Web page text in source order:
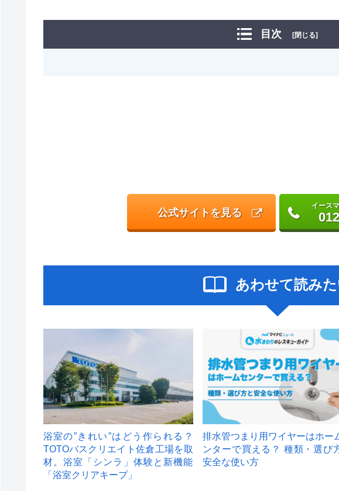
目次 [閉じる]
公式サイトを見る
イース
あわせて読み
浴室の”きれい”はどう作られる？
TOTOバスクリエイト佐倉工場を取
材。浴室「シンラ」体験と新機能
「浴室クリアキープ」
排水管つまり用ワイヤーはホー
ンターで買える？ 種類・選び
安全な使い方